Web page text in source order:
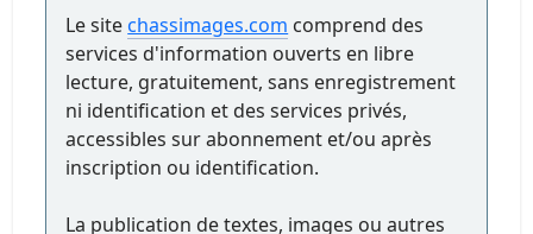
Le sitechassimages.com comprend des
services d'information ouverts en libre
lecture, gratuitement, sans enregistrement
ni identification et des services privés,
accessibles sur abonnement et/ou après
inscription ou identification.
La publication de textes, images ou autres